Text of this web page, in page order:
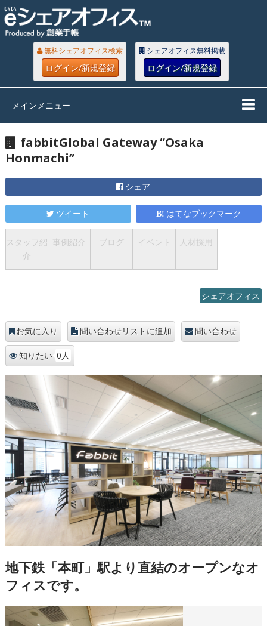
無料シェアオフィス検索
ログイン/新規登録
シェアオフィス無料掲載
ログイン/新規登録
メインメニュー
fabbitGlobal Gateway “Osaka
Honmachi”
シェア
ツイート はてなブックマーク
スタッフ紹
介
事例紹介 ブログ イベント 人材採用
シェアオフィス
お気に入り 問い合わせリストに追加 問い合わせ
知りたい 0人
地下鉄「本町」駅より直結のオープンなオ
フィスです。